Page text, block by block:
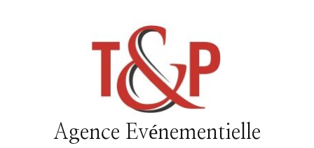
Agence Evénementielle